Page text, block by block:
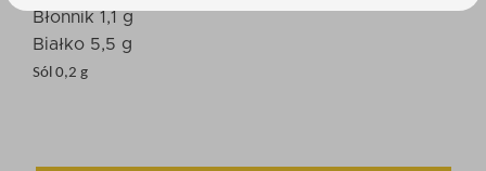
Błonnik 1,1 g
Białko 5,5 g
Sól 0,2 g